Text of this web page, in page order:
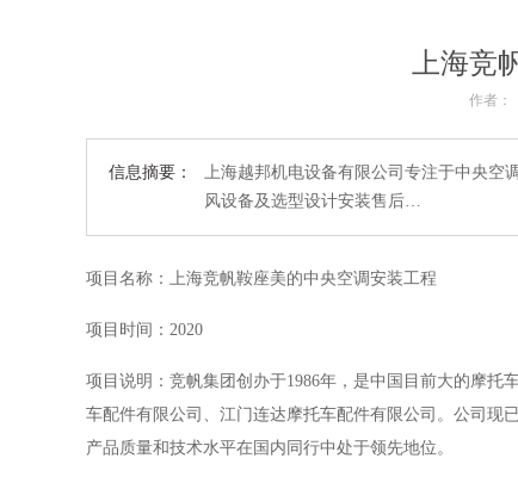
上海竞
作者：
信息摘要：
上海越邦机电设备有限公司专注于中央空
风设备及选型设计安装售后…
项目名称：上海竞帆鞍座美的中央空调安装工程
项目时间：2020
项目说明：竞帆集团创办于1986年，是中国目前大的摩
车配件有限公司、江门连达摩托车配件有限公司。公司现
产品质量和技术水平在国内同行中处于领先地位。